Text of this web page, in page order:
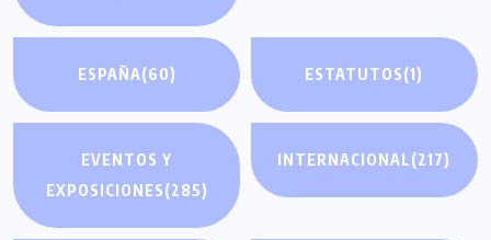
ESPAÑA(60) ESTATUTOS(1)
EVENTOS Y
EXPOSICIONES(285)
INTERNACIONAL(217)